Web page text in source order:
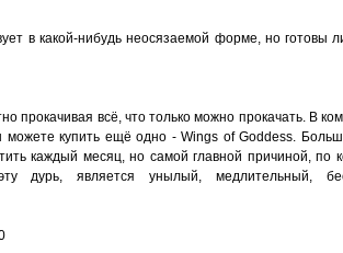
в какой-нибудь неосязаемой форме, но готовы
прокачивая всё, что только можно прокачать. В
купить ещё одно - Wings of Goddess.
каждый месяц, но самой главной причиной, по
дурь, является унылый, медлительный,